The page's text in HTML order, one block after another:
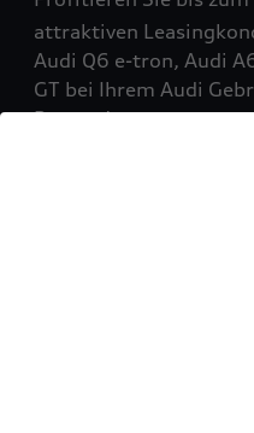
attraktiven
Audi Q6 e-tron, Audi
GT bei Ihrem Audi
Partner!